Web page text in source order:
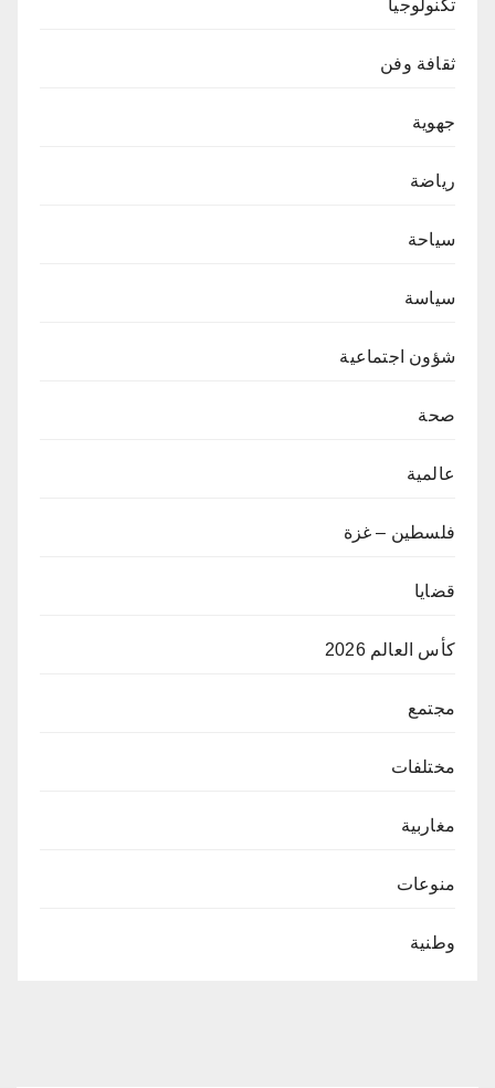
تكنولوجيا
ثقافة وفن
جهوية
رياضة
سياحة
سياسة
شؤون اجتماعية
صحة
عالمية
فلسطين – غزة
قضايا
كأس العالم 2026
مجتمع
مختلفات
مغاربية
منوعات
وطنية